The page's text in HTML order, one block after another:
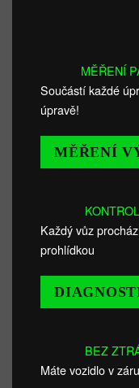
MĚŘENÍ
Součástí každé
úpravě!
MĚŘENÍ
Každý vůz
prohlídkou
BEZ
Máte vozidlo v